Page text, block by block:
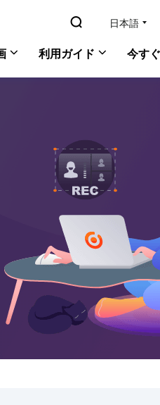
 日本語
PC画面/音声/ウェブカメ
ScreenShot
PCでスクリーンショット
利用ガイド
YouTube
Macで画
PCでゲー
おすすめ
今す
オ